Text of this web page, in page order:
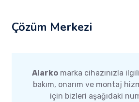
Çözüm Merkezi
Alarkomarka cihazınızla
bakım, onarım ve montaj
için bizleri aşağıdaki